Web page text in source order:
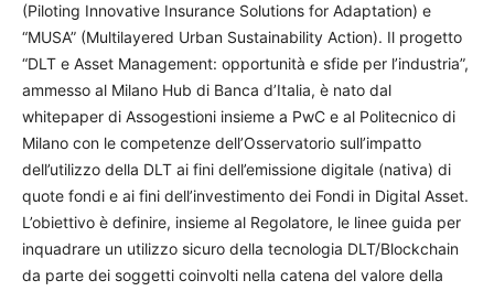
(Piloting Innovative Insurance Solutions for Adaptation) e
“MUSA” (Multilayered Urban Sustainability Action). Il progetto
“DLT e Asset Management: opportunità e sfide per l’industria”,
ammesso al Milano Hub di Banca d’Italia, è nato dal
whitepaper di Assogestioni insieme a PwC e al Politecnico di
Milano con le competenze dell’Osservatorio sull’impatto
dell’utilizzo della DLT ai fini dell’emissione digitale (nativa) di
quote fondi e ai fini dell’investimento dei Fondi in Digital Asset.
L’obiettivo è definire, insieme al Regolatore, le linee guida per
inquadrare un utilizzo sicuro della tecnologia DLT/Blockchain
da parte dei soggetti coinvolti nella catena del valore della